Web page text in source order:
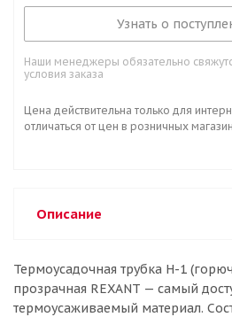
Узнать о
Наши менеджеры обязательно
условия заказа
Цена действительна только для
отличаться от цен в розничных
Описание
Термоусадочная трубка Н-1
прозрачная REXANT — самый
термоусаживаемый материал.